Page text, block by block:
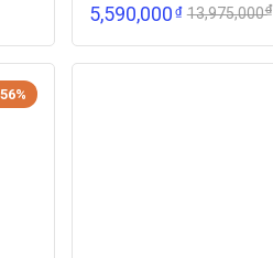
5,590,000₫ 13,975,000₫